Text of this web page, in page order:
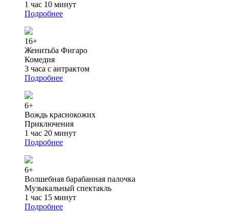
1 час 10 минут
Подробнее
16+
Женитьба Фигаро
Комедия
3 часа с антрактом
Подробнее
6+
Вождь краснокожих
Приключения
1 час 20 минут
Подробнее
6+
Волшебная барабанная палочка
Музыкальный спектакль
1 час 15 минут
Подробнее